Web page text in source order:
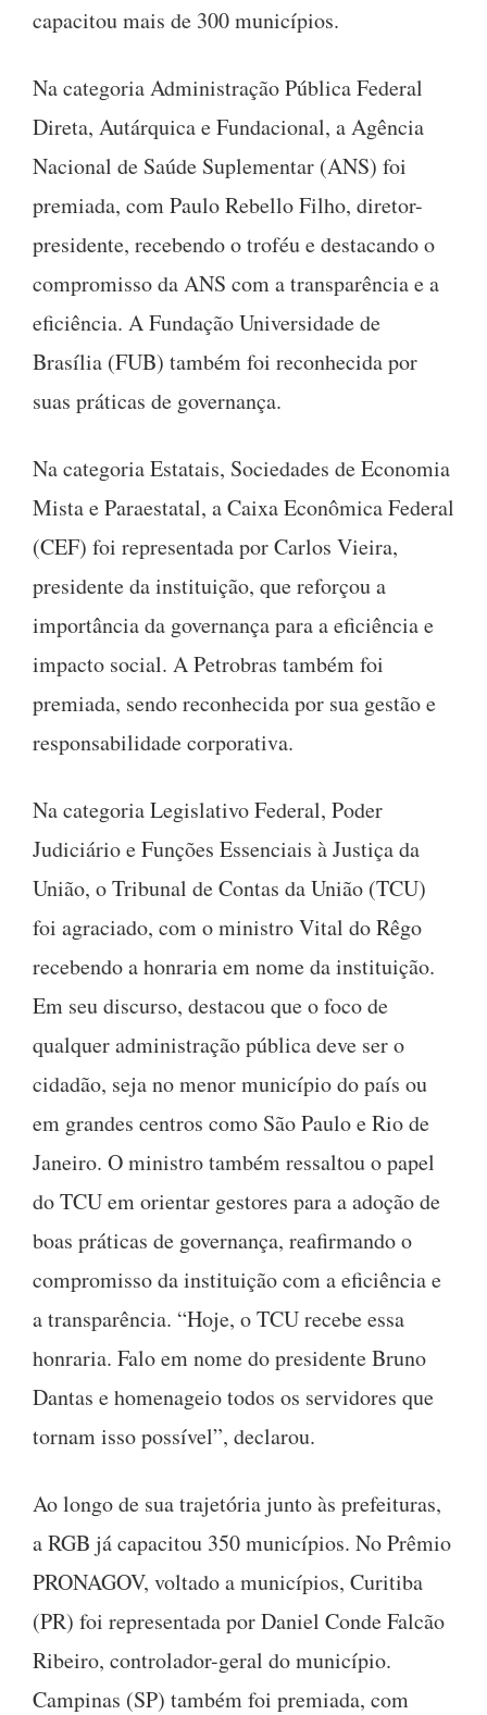
capacitou mais de 300 municípios.
Na categoria Administração Pública Federal
Direta, Autárquica e Fundacional, a Agência
Nacional de Saúde Suplementar (ANS) foi
premiada, com Paulo Rebello Filho, diretor-
presidente, recebendo o troféu e destacando o
compromisso da ANS com a transparência e a
eficiência. A Fundação Universidade de
Brasília (FUB) também foi reconhecida por
suas práticas de governança.
Na categoria Estatais, Sociedades de Economia
Mista e Paraestatal, a Caixa Econômica Federal
(CEF) foi representada por Carlos Vieira,
presidente da instituição, que reforçou a
importância da governança para a eficiência e
impacto social. A Petrobras também foi
premiada, sendo reconhecida por sua gestão e
responsabilidade corporativa.
Na categoria Legislativo Federal, Poder
Judiciário e Funções Essenciais à Justiça da
União, o Tribunal de Contas da União (TCU)
foi agraciado, com o ministro Vital do Rêgo
recebendo a honraria em nome da instituição.
Em seu discurso, destacou que o foco de
qualquer administração pública deve ser o
cidadão, seja no menor município do país ou
em grandes centros como São Paulo e Rio de
Janeiro. O ministro também ressaltou o papel
do TCU em orientar gestores para a adoção de
boas práticas de governança, reafirmando o
compromisso da instituição com a eficiência e
a transparência. “Hoje, o TCU recebe essa
honraria. Falo em nome do presidente Bruno
Dantas e homenageio todos os servidores que
tornam isso possível”, declarou.
Ao longo de sua trajetória junto às prefeituras,
a RGB já capacitou 350 municípios. No Prêmio
PRONAGOV, voltado a municípios, Curitiba
(PR) foi representada por Daniel Conde Falcão
Ribeiro, controlador-geral do município.
Campinas (SP) também foi premiada, com